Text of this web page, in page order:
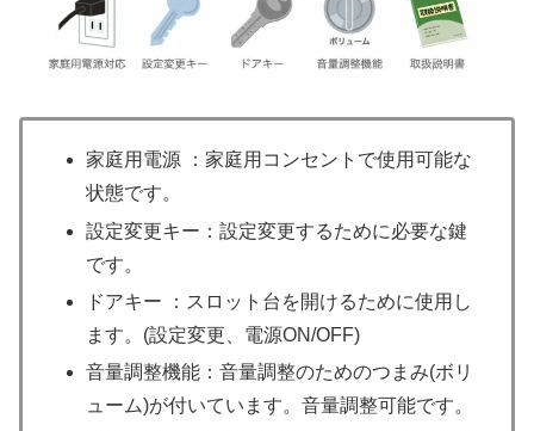
家庭用電源 ：家庭用コンセントで使用可能な
状態です。
設定変更キー：設定変更するために必要な鍵
です。
ドアキー ：スロット台を開けるために使用し
ます。(設定変更、電源ON/OFF)
音量調整機能：音量調整のためのつまみ(ボリ
ューム)が付いています。音量調整可能です。